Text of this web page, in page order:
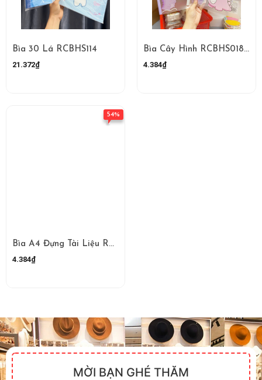
Bìa 30 Lá RCBHS114
21.372₫
Bìa Cây Hình RCBHS01820
4.384₫
54%
Bìa A4 Đựng Tài Liệu RCBHS01449
4.384₫
MỜI BẠN GHÉ THĂM